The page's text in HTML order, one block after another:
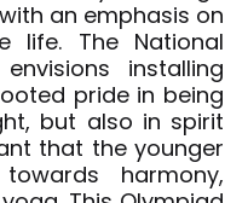
an emphasis on
life. The National
installing
pride in being
but also in spirit
that the younger
harmony,